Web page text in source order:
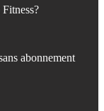
abonnement